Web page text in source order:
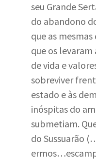
seu Grande
do abandono
que as
que os
de vida e
sobreviver
estado e às
inóspitas do
submetiam.
do Sussuarão